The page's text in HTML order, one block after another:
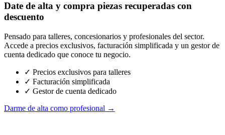
Date de alta y compra piezas recuperadas con
descuento
Pensado para talleres, concesionarios y profesionales del sector.
Accede a precios exclusivos, facturación simplificada y un gestor de
cuenta dedicado que conoce tu negocio.
✓ Precios exclusivos para talleres
✓ Facturación simplificada
✓ Gestor de cuenta dedicado
Darme de alta como profesional →